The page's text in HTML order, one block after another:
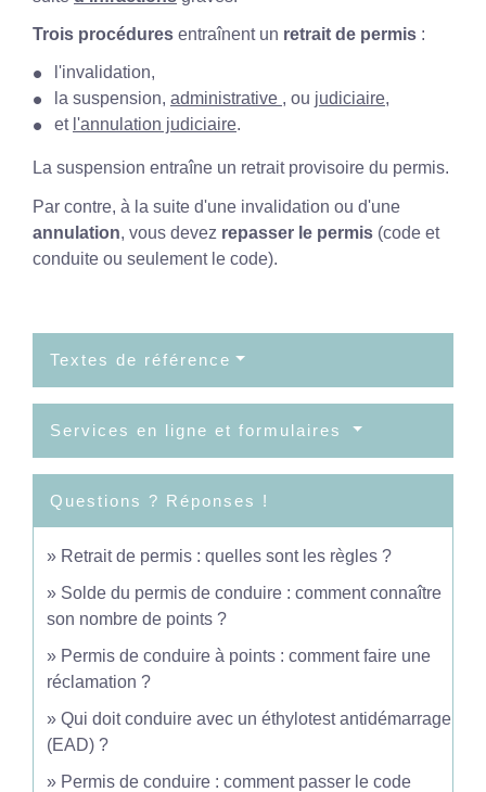
Trois procédures entraînent un retrait de permis :
l'invalidation,
la suspension, administrative , ou judiciaire,
et l'annulation judiciaire.
La suspension entraîne un retrait provisoire du permis.
Par contre, à la suite d'une invalidation ou d'une
annulation, vous devez repasser le permis (code et
conduite ou seulement le code).
Textes de référence
Services en ligne et formulaires
Questions ? Réponses !
Retrait de permis : quelles sont les règles ?
Solde du permis de conduire : comment connaître
son nombre de points ?
Permis de conduire à points : comment faire une
réclamation ?
Qui doit conduire avec un éthylotest antidémarrage
(EAD) ?
Permis de conduire : comment passer le code